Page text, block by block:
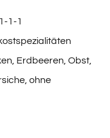
1-1
Erdbeeren Obst
ohne